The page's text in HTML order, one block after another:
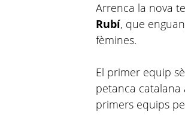
Arrenca la nova
Rubí, que
fèmines.
El primer equip
petanca catalana
primers equips